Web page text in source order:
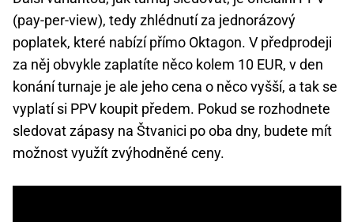
(pay-per-view), tedy zhlédnutí za jednorázový
poplatek, které nabízí přímo Oktagon. V předprodeji
za něj obvykle zaplatíte něco kolem 10 EUR, v den
konání turnaje je ale jeho cena o něco vyšší, a tak se
vyplatí si PPV koupit předem. Pokud se rozhodnete
sledovat zápasy na Štvanici po oba dny, budete mít
možnost využít zvýhodněné ceny.